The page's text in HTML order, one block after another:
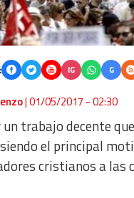
IG G
|01/05/2017 - 02:30
trabajo decente
el principal
cristianos a las